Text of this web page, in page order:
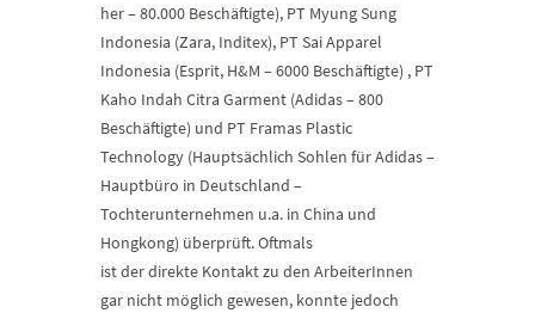
her – 80.000 Beschäftigte), PT Myung Sung
Indonesia (Zara, Inditex), PT Sai Apparel
Indonesia (Esprit, H&M – 6000 Beschäftigte) , PT
Kaho Indah Citra Garment (Adidas – 800
Beschäftigte) und PT Framas Plastic
Technology (Hauptsächlich Sohlen für Adidas –
Hauptbüro in Deutschland –
Tochterunternehmen u.a. in China und
Hongkong) überprüft. Oftmals
ist der direkte Kontakt zu den ArbeiterInnen
gar nicht möglich gewesen, konnte jedoch